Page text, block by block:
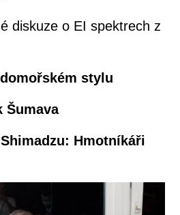
diskuze o EI spektrech z
stylu
Šumava
Hmotníkáři